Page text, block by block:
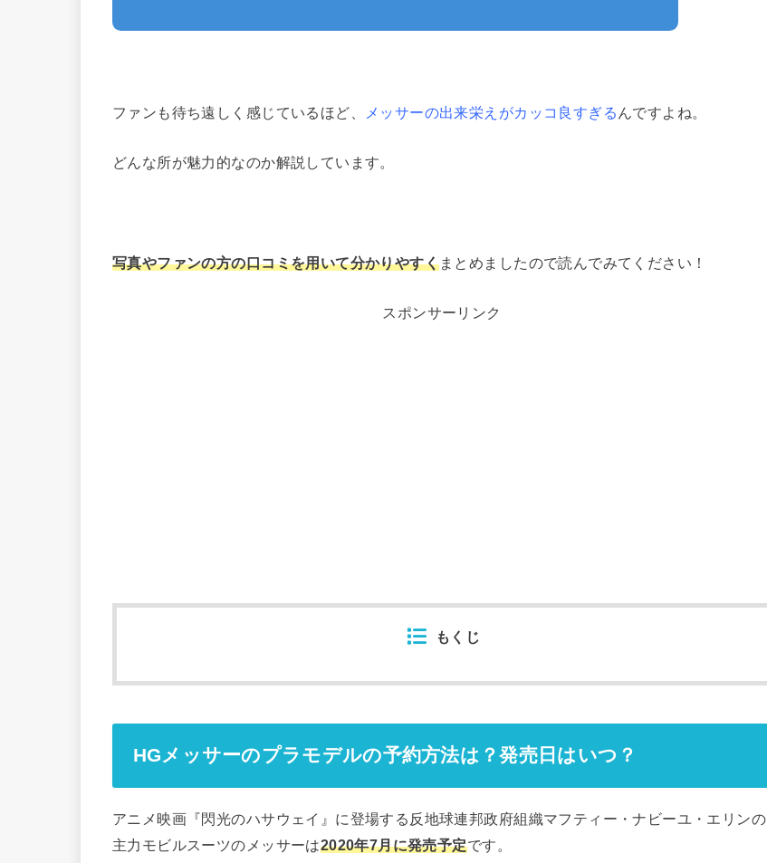
ファンも待ち遠しく感じているほど、 メッサーの出来栄えがカッコ良すぎる んですよね。
どんな所が魅力的なのか解説しています。
写真やファンの方の口コミを用いて分かりやすくまとめましたので読んでみてください！
スポンサーリンク
もくじ
HGメッサーのプラモデルの予約方法は？発売日はいつ？
アニメ映画『閃光のハサウェイ』に登場する反地球連邦政府組織マフティー・ナビーユ・エリンの
主力モビルスーツのメッサーは2020年7月に発売予定です。